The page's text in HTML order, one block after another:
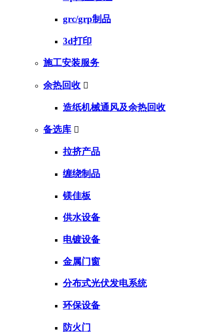
grc/grp制品
3d打印
施工安装服务
余热回收 
造纸机械通风及余热回收
备选库 
拉挤产品
缠绕制品
镁佳板
供水设备
电镀设备
金属门窗
分布式光伏发电系统
环保设备
防火门